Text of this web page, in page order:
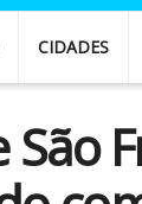
CIDADES
São